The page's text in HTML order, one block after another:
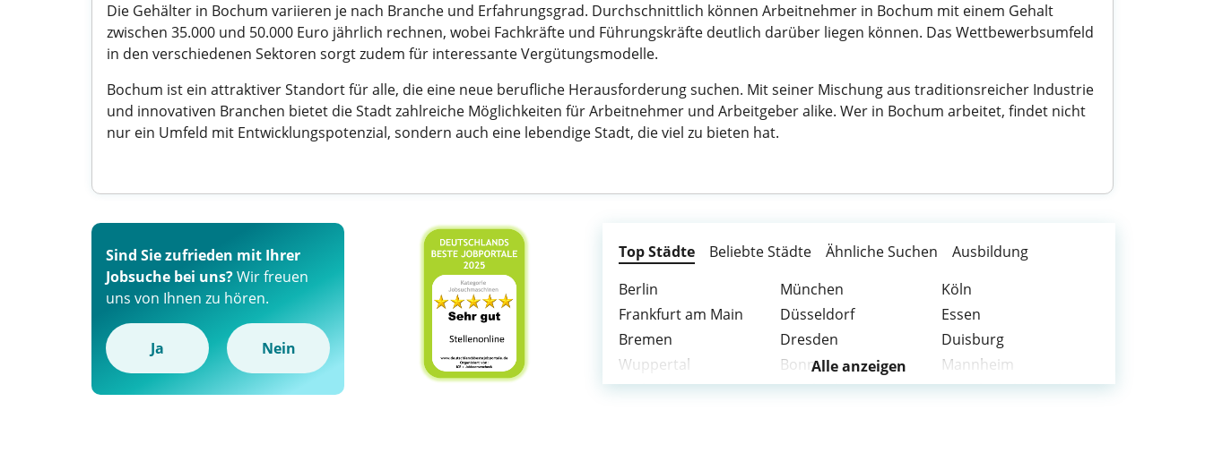
Die Gehälter in Bochum variieren je nach Branche und Erfahrungsgrad. Durchschnittlich können Arbeitnehmer in Bochum mit einem Gehalt
zwischen 35.000 und 50.000 Euro jährlich rechnen, wobei Fachkräfte und Führungskräfte deutlich darüber liegen können. Das Wettbewerbsumfeld
in den verschiedenen Sektoren sorgt zudem für interessante Vergütungsmodelle.
Bochum ist ein attraktiver Standort für alle, die eine neue berufliche Herausforderung suchen. Mit seiner Mischung aus traditionsreicher Industrie
und innovativen Branchen bietet die Stadt zahlreiche Möglichkeiten für Arbeitnehmer und Arbeitgeber alike. Wer in Bochum arbeitet, findet nicht
nur ein Umfeld mit Entwicklungspotenzial, sondern auch eine lebendige Stadt, die viel zu bieten hat.
Sind Sie zufrieden mit Ihrer
Jobsuche bei uns?Wir freuen
uns von Ihnen zu hören.
Ja Nein
Top Städte Beliebte Städte Ähnliche Suchen
Ausbildung
Berlin
München
Köln
Frankfurt am Main
Düsseldorf
Essen
Bremen
Dresden
Duisburg
Wuppertal
Bonn
Mannheim
Karlsruhe
Wiesbaden
Mönchengladbach
Alle anzeigen